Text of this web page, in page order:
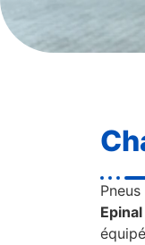
Epinal